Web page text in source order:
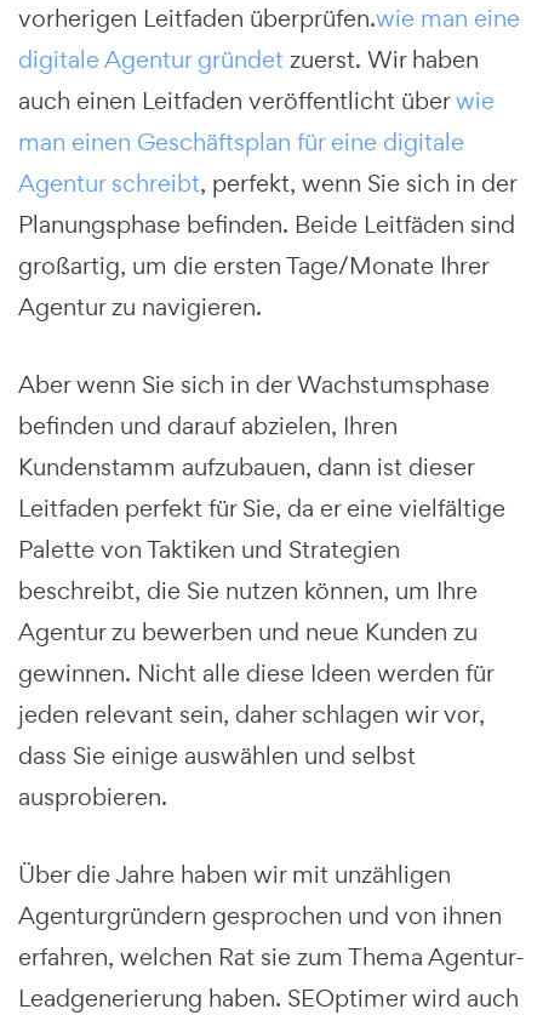
vorherigen Leitfaden überprüfen.wie man eine
digitale Agentur gründet zuerst. Wir haben
auch einen Leitfaden veröffentlicht überwie
man einen Geschäftsplan für eine digitale
Agentur schreibt, perfekt, wenn Sie sich in der
Planungsphase befinden. Beide Leitfäden sind
großartig, um die ersten Tage/Monate Ihrer
Agentur zu navigieren.
Aber wenn Sie sich in der Wachstumsphase
befinden und darauf abzielen, Ihren
Kundenstamm aufzubauen, dann ist dieser
Leitfaden perfekt für Sie, da er eine vielfältige
Palette von Taktiken und Strategien
beschreibt, die Sie nutzen können, um Ihre
Agentur zu bewerben und neue Kunden zu
gewinnen. Nicht alle diese Ideen werden für
jeden relevant sein, daher schlagen wir vor,
dass Sie einige auswählen und selbst
ausprobieren.
Über die Jahre haben wir mit unzähligen
Agenturgründern gesprochen und von ihnen
erfahren, welchen Rat sie zum Thema Agentur-
Leadgenerierung haben. SEOptimer wird auch